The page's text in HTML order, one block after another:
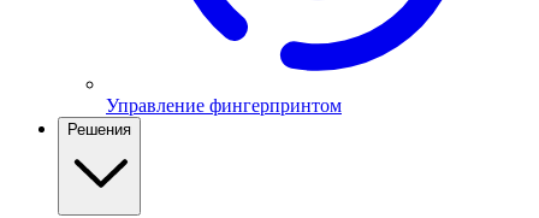
Управление фингерпринтом
Решения